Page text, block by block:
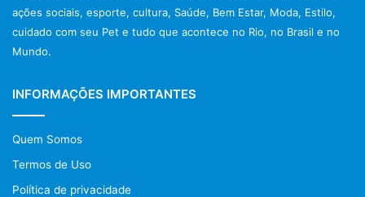
ações sociais, esporte, cultura, Saúde, Bem Estar, Moda, Estilo,
cuidado com seu Pet e tudo que acontece no Rio, no Brasil e no
Mundo.
INFORMAÇÕES IMPORTANTES
Quem Somos
Termos de Uso
Política de privacidade